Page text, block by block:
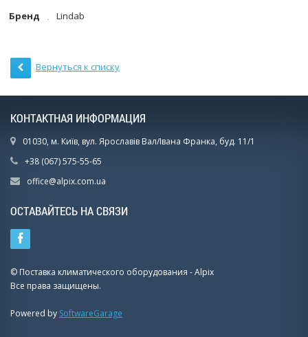
Бренд Lindab
Вернуться к списку
КОНТАКТНАЯ ИНФОРМАЦИЯ
01030, м. Київ, вул. Ярославів Вал/Івана Франка, буд. 11/1
+38 (067) 575-55-65
office@alpix.com.ua
ОСТАВАЙТЕСЬ НА СВЯЗИ
© Поставка климатического оборудования - Alpix
Все права защищены.
Powered by SoftwareGarage